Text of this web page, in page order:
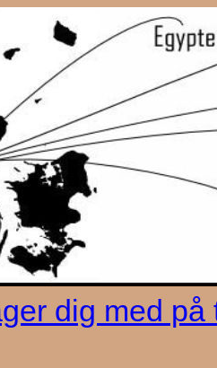
dig med